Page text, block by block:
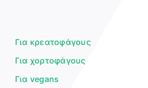
Για κρεατοφάγους
Για χορτοφάγους
Για vegans